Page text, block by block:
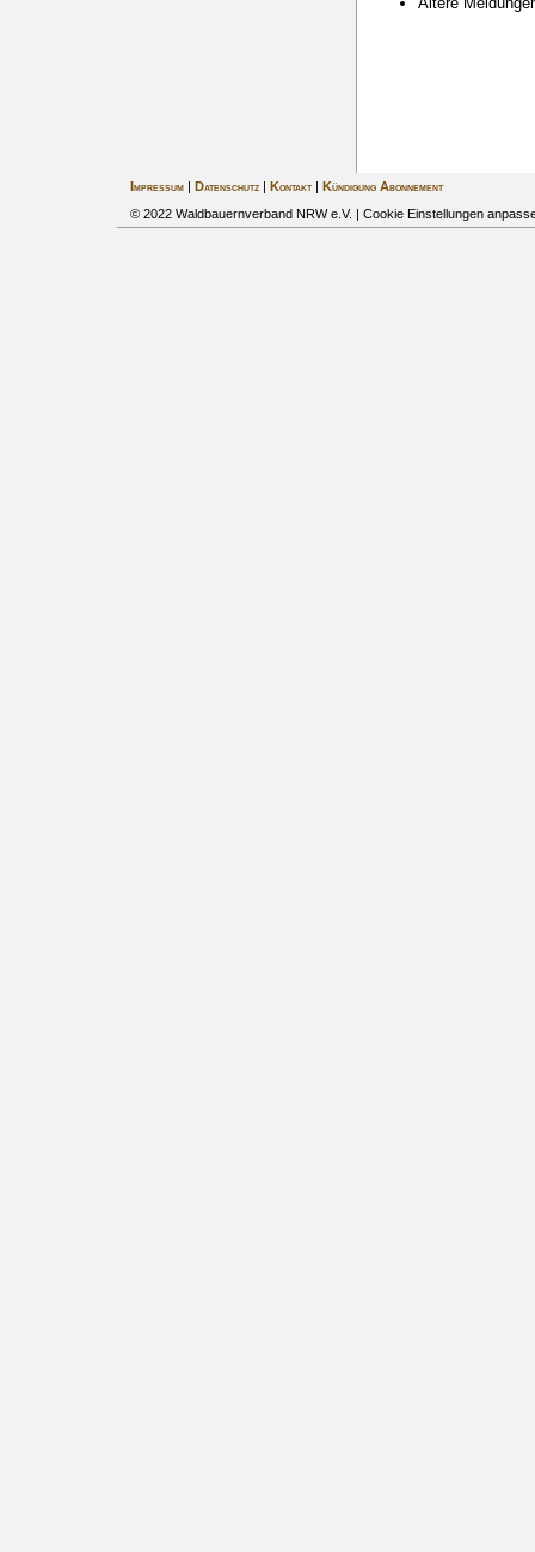
Impressum| Datenschutz| Kontakt|
Kündigung Abonnement
© 2022 Waldbauernverband NRW e.V. | Cookie Einstellungen